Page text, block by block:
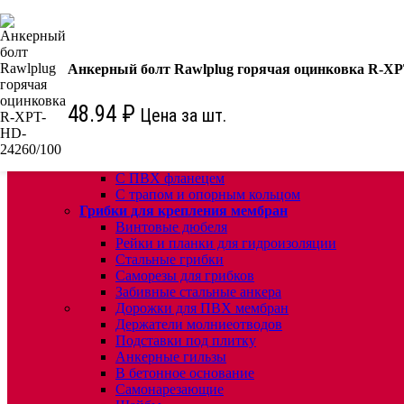
КРЕПЕЖ:
Водосточные воронки
Комплектующие для кровельных воронок
Кровельные воронки с листвоуловителем
Воронки с листвоуловителем и обжимным
С ПВХ фланецем
С трапом и опорным кольцом
Грибки для крепления мембран
Винтовые дюбеля
Рейки и планки для гидроизоляции
Стальные грибки
Саморезы для грибков
Забивные стальные анкера
Дорожки для ПВХ мембран
Держатели молниеотводов
Подставки под плитку
Анкерные гильзы
В бетонное основание
Самонарезающие
Анкерный болт Rawlplug горячая оцинковка R-
48.94 ₽ Цена за шт.